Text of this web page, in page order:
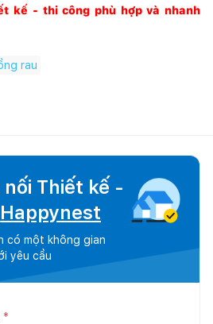
kế - thi công phù hợp và nhanh
rau
Thiết kế -
Happynest
có một không gian
yêu cầu
*